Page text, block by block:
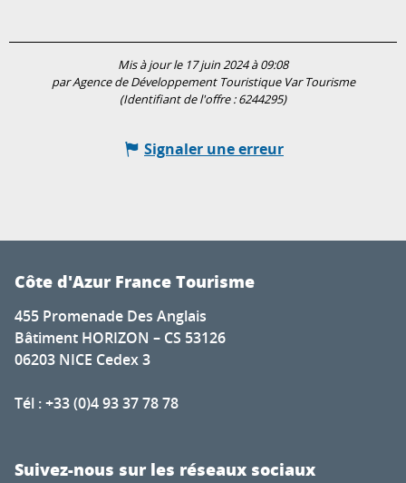
Mis à jour le 17 juin 2024 à 09:08
par Agence de Développement Touristique Var Tourisme
(Identifiant de l'offre :6244295)
Signaler une erreur
Côte d'Azur France Tourisme
455 Promenade Des Anglais
Bâtiment HORIZON – CS 53126
06203 NICE Cedex 3
Tél : +33 (0)4 93 37 78 78
Suivez-nous sur les réseaux sociaux